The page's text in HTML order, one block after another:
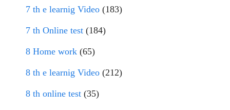
7 th e learnig Video (183)
7 th Online test (184)
8 Home work (65)
8 th e learnig Video (212)
8 th online test (35)